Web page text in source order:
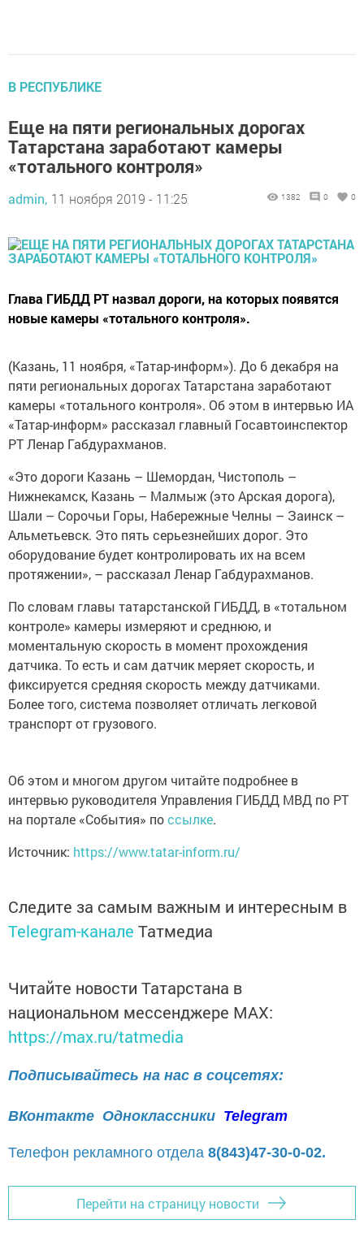
В РЕСПУБЛИКЕ
Еще на пяти региональных дорогах
Татарстана заработают камеры
«тотального контроля»
admin, 11 ноября 2019 - 11:25 1382 0 0
Глава ГИБДД РТ назвал дороги, на которых появятся
новые камеры «тотального контроля».
(Казань, 11 ноября, «Татар-информ»). До 6 декабря на
пяти региональных дорогах Татарстана заработают
камеры «тотального контроля». Об этом в интервью ИА
«Татар-информ» рассказал главный Госавтоинспектор
РТ Ленар Габдурахманов.
«Это дороги Казань – Шемордан, Чистополь –
Нижнекамск, Казань – Малмыж (это Арская дорога),
Шали – Сорочьи Горы, Набережные Челны – Заинск –
Альметьевск. Это пять серьезнейших дорог. Это
оборудование будет контролировать их на всем
протяжении», – рассказал Ленар Габдурахманов.
По словам главы татарстанской ГИБДД, в «тотальном
контроле» камеры измеряют и среднюю, и
моментальную скорость в момент прохождения
датчика. То есть и сам датчик меряет скорость, и
фиксируется средняя скорость между датчиками.
Более того, система позволяет отличать легковой
транспорт от грузового.
Об этом и многом другом читайте подробнее в
интервью руководителя Управления ГИБДД МВД по РТ
на портале «События» поссылке.
Источник: https://www.tatar-inform.ru/
Следите за самым важным и интересным в
Telegram-канале Татмедиа
Читайте новости Татарстана в
национальном мессенджере MАХ:
https://max.ru/tatmedia
Подписывайтесь на нас в соцсетях:
ВКонтакте Одноклассники Telegram
Телефон рекламного отдела 8(843)47-30-0-02.
Перейти на страницу новости